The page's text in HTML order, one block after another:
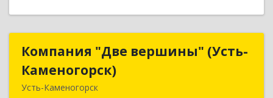
Компания "Две вершины" (Усть-
Каменогорск)
Усть-Каменогорск
Компания "Две вершины" (Усть-